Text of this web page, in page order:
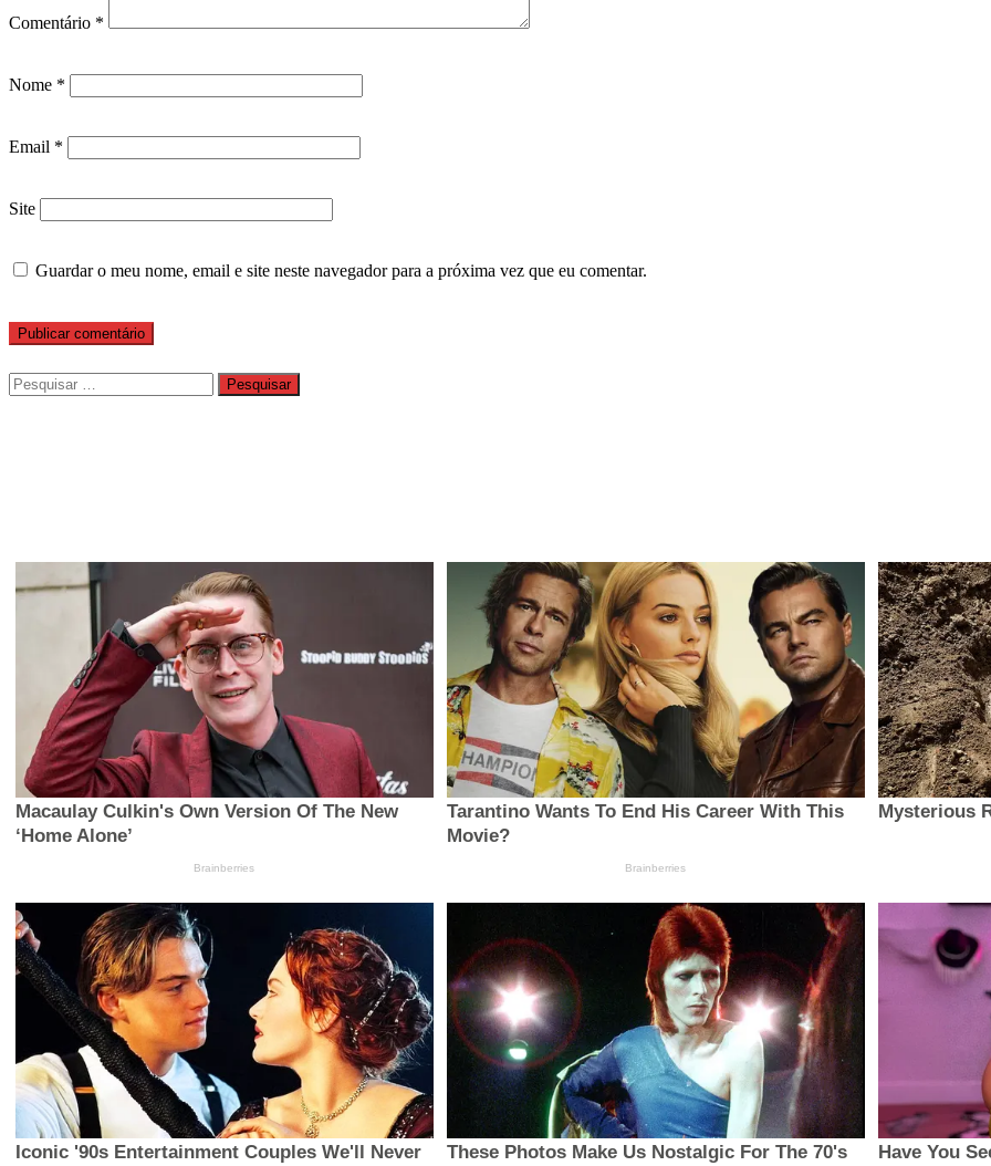
Comentário *
Nome *
Email *
Site
Guardar o meu nome, email e site neste navegador para a próxima vez que eu comentar.
Pesquisar
por: